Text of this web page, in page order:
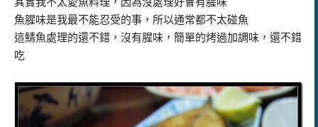
魚腥味是我最不能忍受的事，所以通常都不太碰魚
這鯖魚處理的還不錯，沒有腥味，簡單的烤過加調味，還不錯
吃